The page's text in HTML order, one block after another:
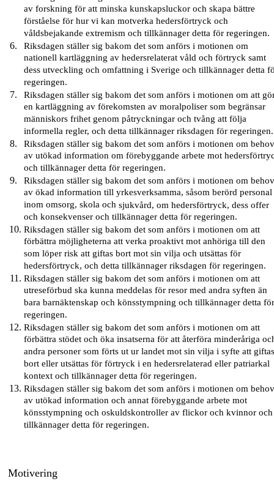
av forskning för att minska kunskapsluckor och skapa bättre
förståelse för hur vi kan motverka hedersförtryck och
våldsbejakande extremism och tillkännager detta för regeringen.
Riksdagen ställer sig bakom det som anförs i motionen om
nationell kartläggning av hedersrelaterat våld och förtryck samt
dess utveckling och omfattning i Sverige och tillkännager detta
regeringen.
Riksdagen ställer sig bakom det som anförs i motionen om att
en kartläggning av förekomsten av moralpoliser som begränsar
människors frihet genom påtryckningar och tvång att följa
informella regler, och detta tillkännager riksdagen för regeringen.
Riksdagen ställer sig bakom det som anförs i motionen om
av utökad information om förebyggande arbete mot
och tillkännager detta för regeringen.
Riksdagen ställer sig bakom det som anförs i motionen om
av ökad information till yrkesverksamma, såsom berörd personal
inom omsorg, skola ochsjukvård, om hedersförtryck, dess offer
och konsekvenser och tillkännager detta för regeringen.
Riksdagen ställer sig bakom det som anförs i motionen om att
förbättra möjligheterna att verka proaktivt mot anhöriga till den
som löper risk att giftas bort mot sin vilja och utsättas för
hedersförtryck, och detta tillkännager riksdagen för regeringen.
Riksdagen ställer sig bakom det som anförs i motionen om att
utreseförbud ska kunna meddelas för resor med andra syften än
bara barnäktenskap och könsstympning och tillkännager detta
regeringen.
Riksdagen ställer sig bakom det som anförs i motionen om att
förbättra stödet och öka insatserna för att återföra minderåriga
andra personer som förts ut ur landet mot sin vilja i syfte att
bort eller utsättas för förtryck i en hedersrelaterad eller patriarkal
kontext och tillkännager detta för regeringen.
Riksdagen ställer sig bakom det som anförs i motionen om
av utökad information och annat förebyggande arbete mot
könsstympning och oskuldskontroller av flickor och kvinnor och
tillkännager detta för regeringen.
Motivering